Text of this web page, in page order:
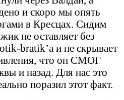
и скоро мы опять
в Кресцах. Сидим
не оставляет без
bratik’а и не скрывает
что он СМОГ
и назад. Для нас это
поразил этот факт.